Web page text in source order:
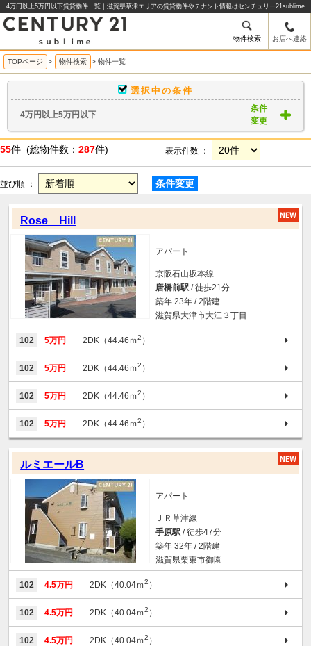
4万円以上5万円以下賃貸物件一覧｜滋賀県草津エリアの賃貸物件やテナント情報はセンチュリー21sublime
物件検索 お店へ連絡
TOPページ > 物件検索 > 物件一覧
選択中の条件
4万円以上5万円以下
条件
変更
55件 (総物件数： 287件) 表示件数 ：
並び順 ： 条件変更
Rose Hill
アパート
京阪石山坂本線
唐橋前駅 / 徒歩21分
築年 23年 / 2階建
滋賀県大津市大江３丁目
102 5万円 2DK（44.46ｍ2 ）
102 5万円 2DK（44.46ｍ2 ）
102 5万円 2DK（44.46ｍ2 ）
102 5万円 2DK（44.46ｍ2 ）
ルミエールB
アパート
ＪＲ草津線
手原駅 / 徒歩47分
築年 32年 / 2階建
滋賀県栗東市御園
102 4.5万円 2DK（40.04ｍ2 ）
102 4.5万円 2DK（40.04ｍ2 ）
102 4.5万円 2DK（40.04ｍ2 ）